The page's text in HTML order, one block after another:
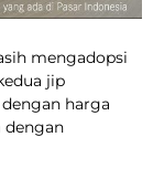
mengadopsi
jip
harga
dengan